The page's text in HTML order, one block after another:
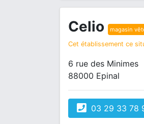
Celio magasin
Cet établissement ce
6 rue des Minimes
88000 Epinal
03 29 33 78